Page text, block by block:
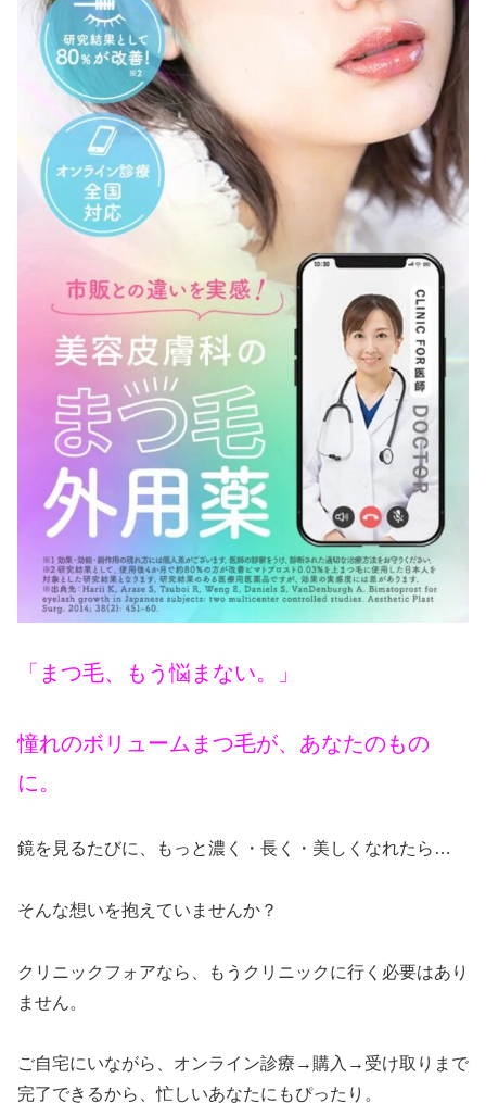
「まつ毛、もう悩まない。」
憧れのボリュームまつ毛が、あなたのもの
に。
鏡を見るたびに、もっと濃く・長く・美しくなれたら…
そんな想いを抱えていませんか？
クリニックフォアなら、もうクリニックに行く必要はあり
ません。
ご自宅にいながら、オンライン診療→購入→受け取りまで
完了できるから、忙しいあなたにもぴったり。